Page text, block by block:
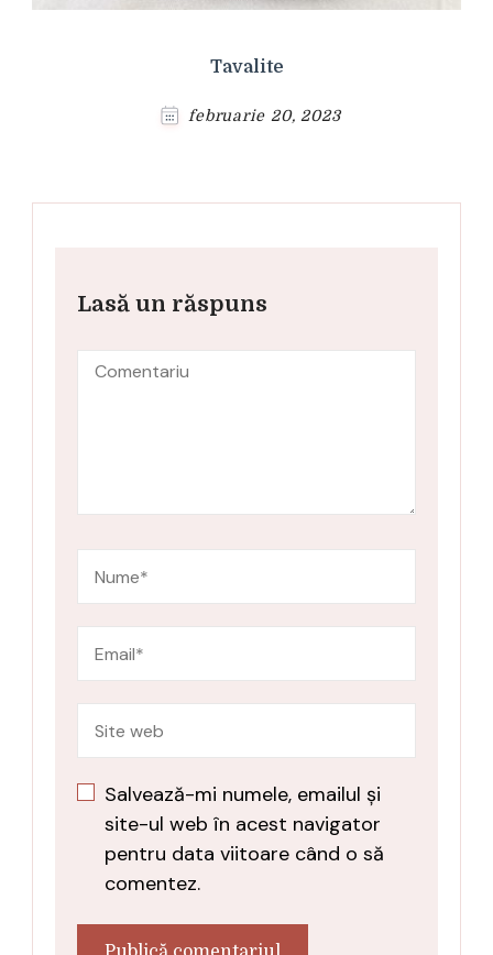
Tavalite
februarie 20, 2023
Lasă un răspuns
Salvează-mi numele, emailul și
site-ul web în acest navigator
pentru data viitoare când o să
comentez.